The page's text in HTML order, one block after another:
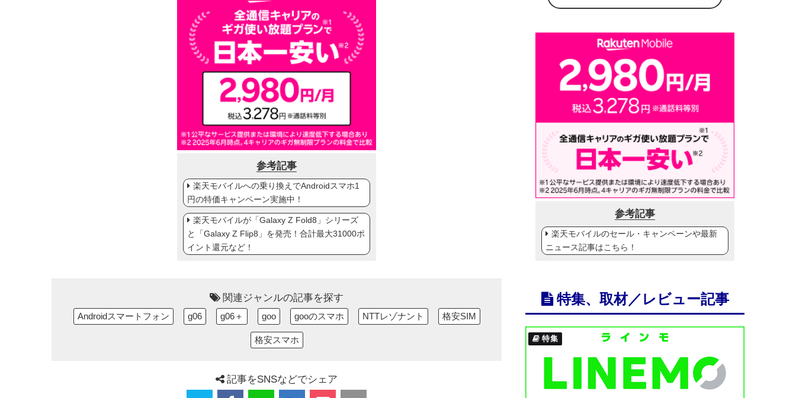
参考記事
楽天モバイルへの乗り換えでAndroidスマホ1
円の特価キャンペーン実施中！
楽天モバイルが「Galaxy Z Fold8」シリーズ
と「Galaxy Z Flip8」を発売！合計最大31000ポ
イント還元など！
関連ジャンルの記事を探す
Androidスマートフォン g06 g06＋ goo gooのスマホ NTTレゾナント 格安SIM
格安スマホ
記事をSNSなどでシェア
参考記事
楽天モバイルのセール・キャンペーンや最新
ニュース記事はこちら！
特集、取材／レビュー記事
特集